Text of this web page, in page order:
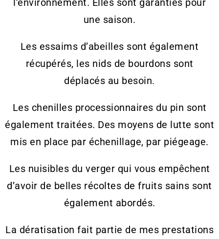
l’environnement. Elles sont garanties pour
une saison.
Les essaims d’abeilles sont également
récupérés, les nids de bourdons sont
déplacés au besoin.
Les chenilles processionnaires du pin sont
également traitées. Des moyens de lutte sont
mis en place par échenillage, par piégeage.
Les nuisibles du verger qui vous empêchent
d’avoir de belles récoltes de fruits sains sont
également abordés.
La dératisation fait partie de mes prestations